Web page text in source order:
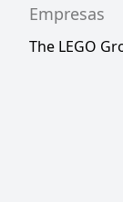
Empresas
The LEGO